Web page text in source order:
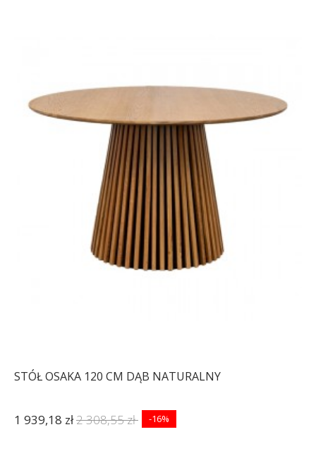
STÓŁ OSAKA 120 CM DĄB NATURALNY
1 939,18 zł2 308,55 zł -16%